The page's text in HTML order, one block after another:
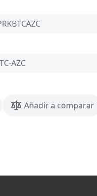
AZC
Añadir a comparar